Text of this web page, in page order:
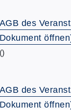
AGB des
Dokument
()
AGB des
Dokument